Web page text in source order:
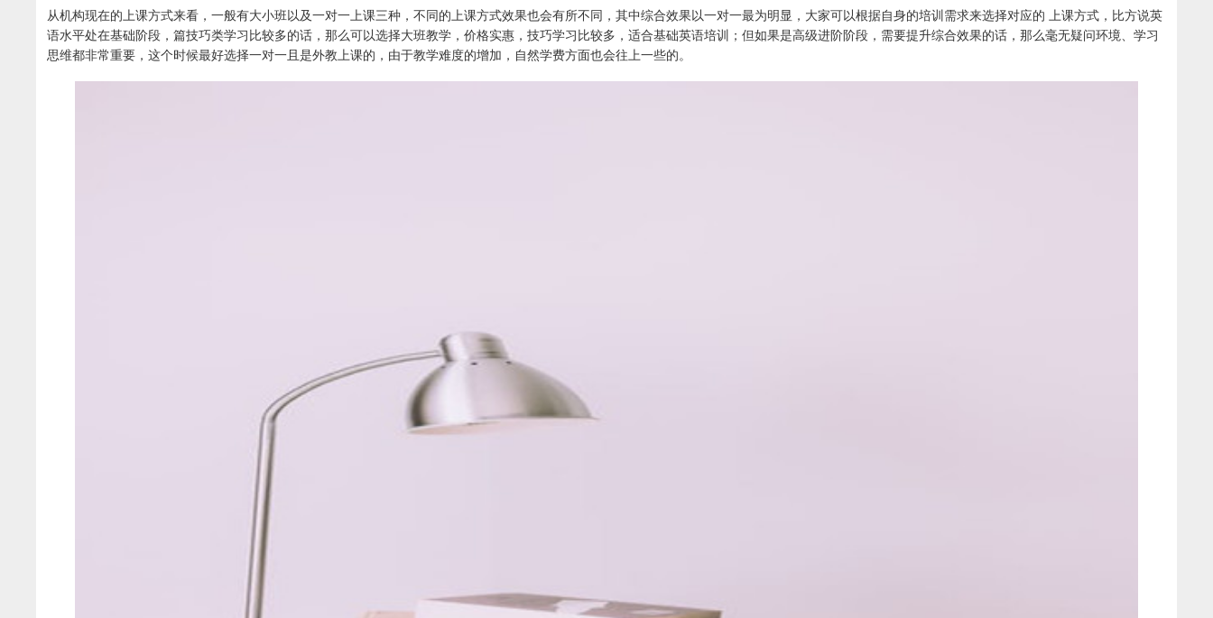
从机构现在的上课方式来看，一般有大小班以及一对一上课三种，不同的上课方式效果也会有所不同，其中综合效果以一对一最为明显，大家可以根据自身的培训需求来选择对应的 上课方式，比方说英
语水平处在基础阶段，篇技巧类学习比较多的话，那么可以选择大班教学，价格实惠，技巧学习比较多，适合基础英语培训；但如果是高级进阶阶段，需要提升综合效果的话，那么毫无疑问环境、学习
思维都非常重要，这个时候最好选择一对一且是外教上课的，由于教学难度的增加，自然学费方面也会往上一些的。